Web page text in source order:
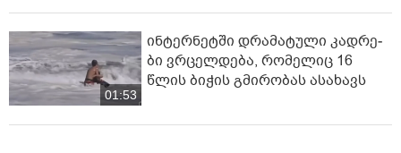
01:53
ინ­ტერ­ნეტ­ში დრა­მა­ტუ­ლი კად­რე­
ბი ვრცელდება, რომელიც 16
წლის ბიჭის გმირობას ასახავს